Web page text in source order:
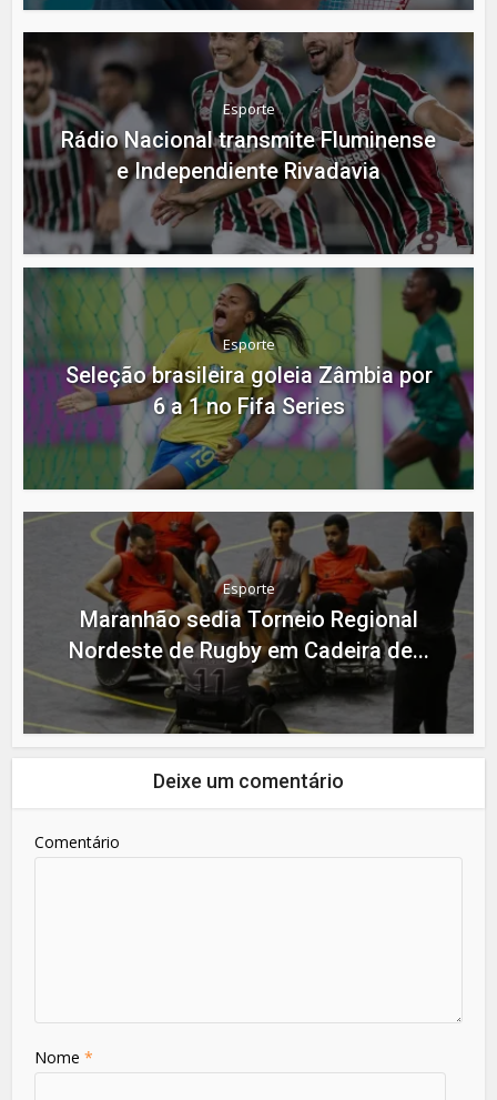
Esporte
Rádio Nacional transmite Fluminense
e Independiente Rivadavia
Esporte
Seleção brasileira goleia Zâmbia por
6 a 1 no Fifa Series
Esporte
Maranhão sedia Torneio Regional
Nordeste de Rugby em Cadeira de...
Deixe um comentário
Comentário
Nome*